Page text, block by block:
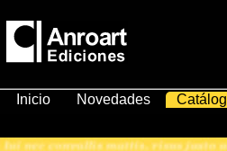
Inicio Novedades